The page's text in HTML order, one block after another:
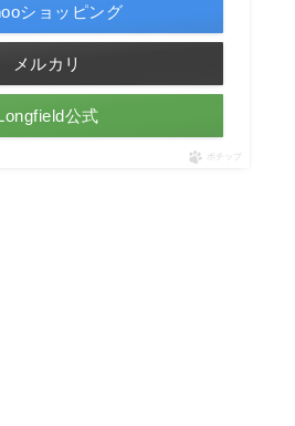
ショッピング
メルカリ
公式
ポチップ